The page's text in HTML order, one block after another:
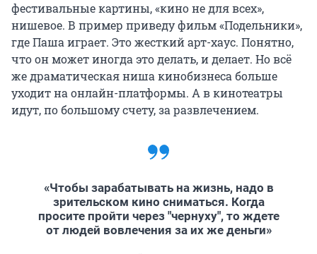
фестивальные картины, «кино не для всех»,
нишевое. В пример приведу фильм «Подельники»,
где Паша играет. Это жесткий арт-хаус. Понятно,
что он может иногда это делать, и делает. Но всё
же драматическая ниша кинобизнеса больше
уходит на онлайн-платформы. А в кинотеатры
идут, по большому счету, за развлечением.
«Чтобы зарабатывать на жизнь, надо в
зрительском кино сниматься. Когда
просите пройти через "чернуху", то ждете
от людей вовлечения за их же деньги»